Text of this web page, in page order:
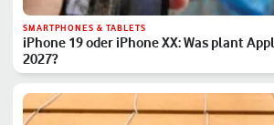
SMARTPHONES & TABLETS
iPhone 19 oder iPhone XX: Was plant
2027?